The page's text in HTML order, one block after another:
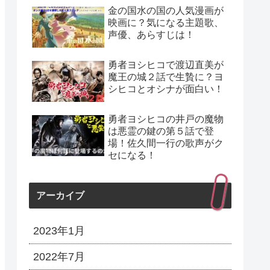
金の国水の国の人気漫画が
映画に？気になる主題歌、
声優、あらすじは！
勇者ヨシヒコで渡辺直美が
魔王の城２話で生贄に？ヨ
シヒコとオシナが面白い！
勇者ヨシヒコの井戸の魔物
は悪霊の鍵の第５話で登
場！佐久間一行の歌声がク
セになる！
アーカイブ
2023年1月
2022年7月